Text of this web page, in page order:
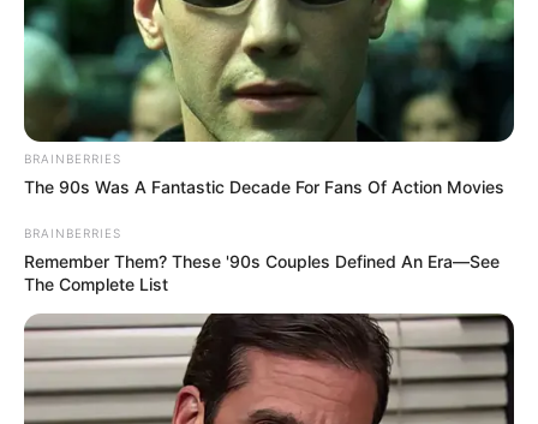
ΤΑΥΤΟΤΗΤΑ ΚΑΙ ΕΠΙΚΟΙΝΩΝΙΑ ΟΡΟΙ ΧΡΗΣΗΣ
BRAINBERRIES
The 90s Was A Fantastic Decade For Fans Of Action Movies
BRAINBERRIES
Remember Them? These '90s Couples Defined An Era—See
The Complete List